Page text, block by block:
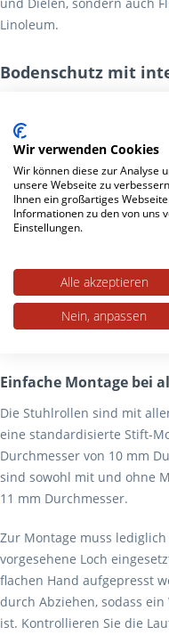
Linoleum.
Bodenschutz mit
Problem von Stuhlrollen
leichtere Modelle, neigen
Böden zum Wegrollen.
schon mal zu einem
UnsereBürostuhlrollen
automatisch aktiviert,
unerwünschtes Wegrollen
manuelle Verriegelung.
wenn der Stuhl über keine
Einfache Montage bei
Die Stuhlrollen sind mit
eine standardisierte Stift-
Durchmesser von 10 mm
sind sowohl mit und ohne
11 mm Durchmesser.
Zur Montage muss
vorgesehene Loch
flachen Hand aufgepresst
durch Abziehen, sodass
ist. Kontrollieren Sie die
Wir verwenden Cookies
Wir können diese zur Analyse
unsere Webseite zu
Ihnen ein großartiges
Informationen zu den von uns
Einstellungen.
Alle akzeptieren
Nein, anpassen